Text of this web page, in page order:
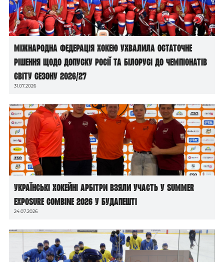
Міжнародна федерація хокею ухвалила остаточне
рішення щодо допуску росії та білорусі до чемпіонатів
світу сезону 2026/27
31.07.2026
Українські хокейні арбітри взяли участь у Summer
Exposure Combine 2026 у Будапешті
24.07.2026